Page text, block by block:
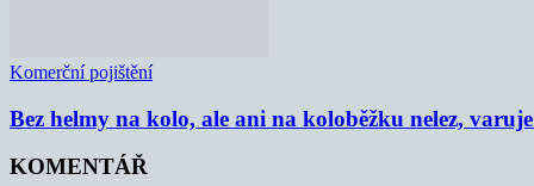
Komerční pojištění
Bez helmy na kolo, ale ani na koloběžku nelez,
KOMENTÁŘ